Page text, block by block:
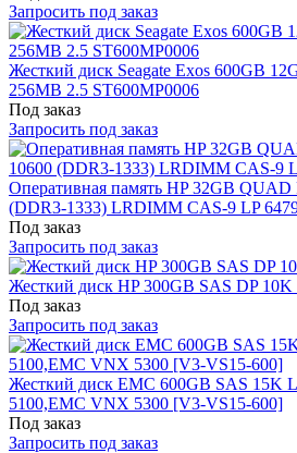
Запросить под заказ
Жесткий диск Seagate Exos 600GB
256MB 2.5 ST600MP0006
Под заказ
Запросить под заказ
Оперативная память HP 32GB
(DDR3-1333) LRDIMM CAS-9 LP
Под заказ
Запросить под заказ
Жесткий диск HP 300GB SAS DP 10K
Под заказ
Запросить под заказ
Жесткий диск EMC 600GB SAS 15K
5100,EMC VNX 5300 [V3-VS15-600]
Под заказ
Запросить под заказ